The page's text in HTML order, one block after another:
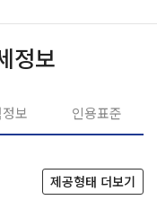
정보
보 인용표준
제공형태 더보기